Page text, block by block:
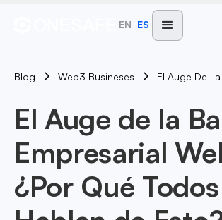
EN ES
Blog Web3 Busineses
El Auge de la
Empresarial
¿Por Qué Todos